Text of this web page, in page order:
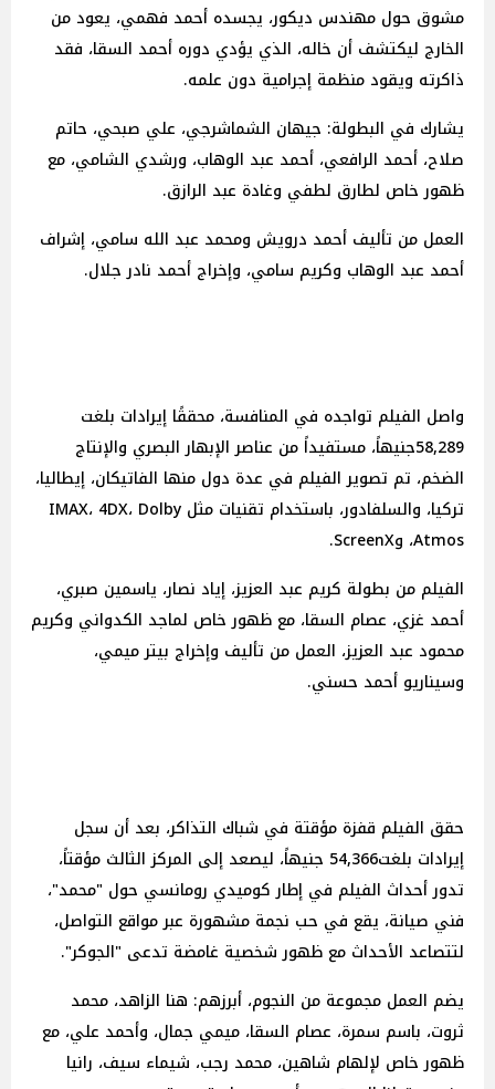
مشوق حول مهندس ديكور، يجسده أحمد فهمي، يعود من
الخارج ليكتشف أن خاله، الذي يؤدي دوره أحمد السقا، فقد
ذاكرته ويقود منظمة إجرامية دون علمه.
يشارك في البطولة: جيهان الشماشرجي، علي صبحي، حاتم
صلاح، أحمد الرافعي، أحمد عبد الوهاب، ورشدي الشامي، مع
ظهور خاص لطارق لطفي وغادة عبد الرازق.
العمل من تأليف أحمد درويش ومحمد عبد الله سامي، إشراف
أحمد عبد الوهاب وكريم سامي، وإخراج أحمد نادر جلال.
واصل الفيلم تواجده في المنافسة، محققًا إيرادات بلغت
58,289جنيهاً، مستفيداً من عناصر الإبهار البصري والإنتاج
الضخم، تم تصوير الفيلم في عدة دول منها الفاتيكان، إيطاليا،
تركيا، والسلفادور، باستخدام تقنيات مثل IMAX، 4DX، Dolby
Atmos، وScreenX.
الفيلم من بطولة كريم عبد العزيز، إياد نصار، ياسمين صبري،
أحمد غزي، عصام السقا، مع ظهور خاص لماجد الكدواني وكريم
محمود عبد العزيز، العمل من تأليف وإخراج بيتر ميمي،
وسيناريو أحمد حسني.
حقق الفيلم قفزة مؤقتة في شباك التذاكر، بعد أن سجل
إيرادات بلغت54,366 جنيهاً، ليصعد إلى المركز الثالث مؤقتاً،
تدور أحداث الفيلم في إطار كوميدي رومانسي حول "محمد"،
فني صيانة، يقع في حب نجمة مشهورة عبر مواقع التواصل،
لتتصاعد الأحداث مع ظهور شخصية غامضة تدعى "الجوكر".
يضم العمل مجموعة من النجوم، أبرزهم: هنا الزاهد، محمد
ثروت، باسم سمرة، عصام السقا، ميمي جمال، وأحمد علي، مع
ظهور خاص لإلهام شاهين، محمد رجب، شيماء سيف، رانيا